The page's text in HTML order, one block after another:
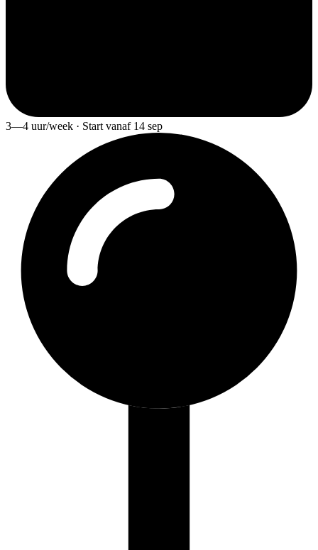
3—4 uur/week · Start vanaf 14 sep